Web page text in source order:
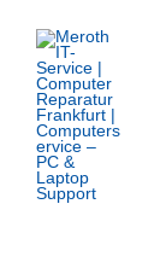
Inhalt
springen